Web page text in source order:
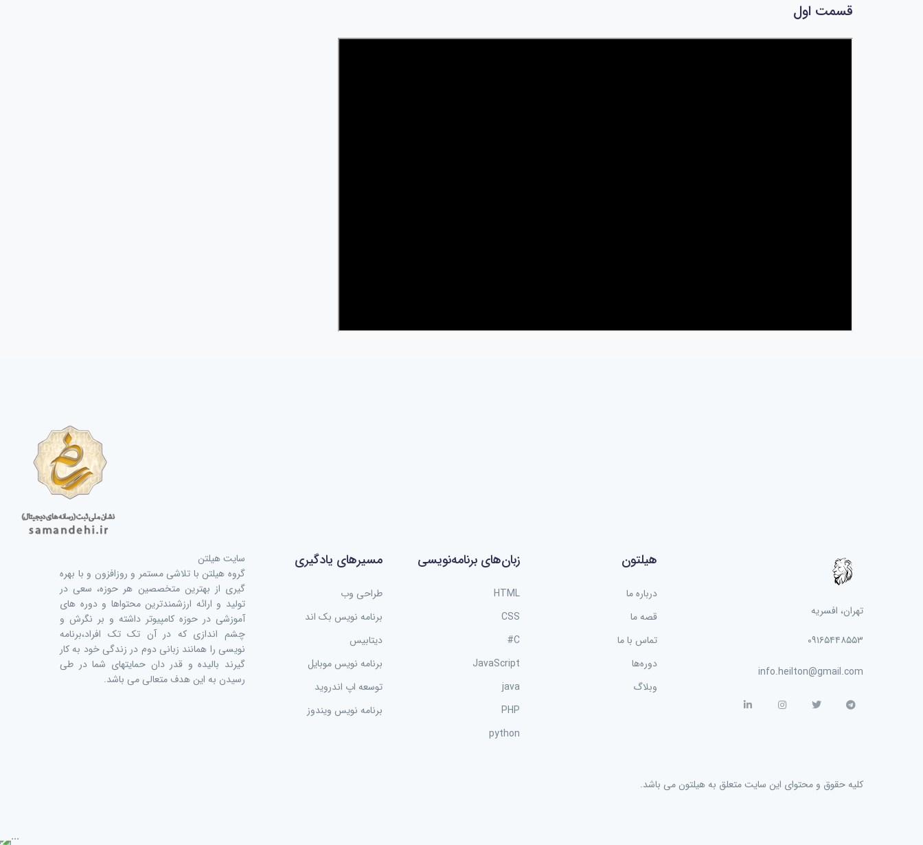
قسمت اول
تهران، افسریه
۰۹۱۶۵۴۴۸۵۵۳
info.heilton@gmail.com
هیلتون
درباره ما
قصه ما
تماس با ما
دوره‌ها
وبلاگ
زبان‌های برنامه‌نویسی
HTML
CSS
C#
JavaScript
java
PHP
python
مسیرهای یادگیری
طراحی وب
برنامه نویس بک اند
دیتابیس
برنامه نویس موبایل
توسعه اپ اندروید
برنامه نویس ویندوز
سایت هیلتن
گروه هیلتن با تلاشی مستمر و روزافزون و با بهره
گیری از بهترین متخصصین هر حوزه، سعی در
تولید و ارائه ارزشمندترین محتواها و دوره های
آموزشی در حوزه کامپیوتر داشته و بر نگرش و
چشم اندازی که در آن تک تک افراد،برنامه
نویسی را همانند زبانی دوم در زندگی خود به کار
گیرند بالیده و قدر دان حمایتهای شما در طی
رسیدن به این هدف متعالی می باشد.
کليه حقوق و محتوای اين سایت متعلق به هیلتون می باشد.